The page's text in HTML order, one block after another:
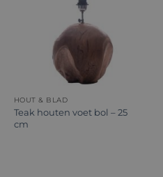
HOUT & BLAD
Teak houten voet bol – 25
cm